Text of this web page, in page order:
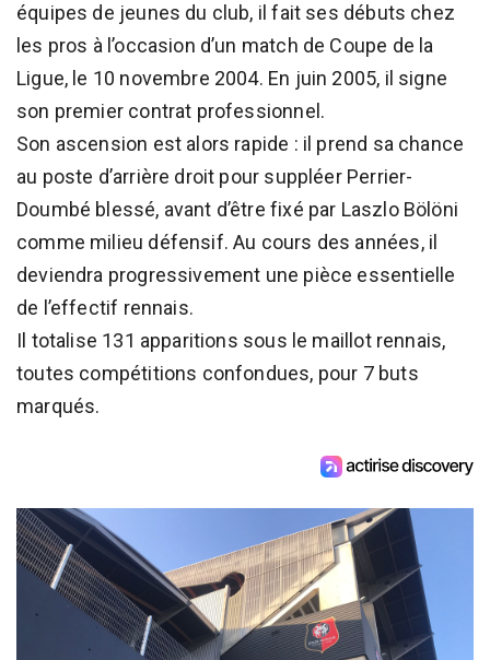
équipes de jeunes du club, il fait ses débuts chez
les pros à l’occasion d’un match de Coupe de la
Ligue, le 10 novembre 2004. En juin 2005, il signe
son premier contrat professionnel.
Son ascension est alors rapide : il prend sa chance
au poste d’arrière droit pour suppléer Perrier-
Doumbé blessé, avant d’être fixé par Laszlo Bölöni
comme milieu défensif. Au cours des années, il
deviendra progressivement une pièce essentielle
de l’effectif rennais.
Il totalise 131 apparitions sous le maillot rennais,
toutes compétitions confondues, pour 7 buts
marqués.